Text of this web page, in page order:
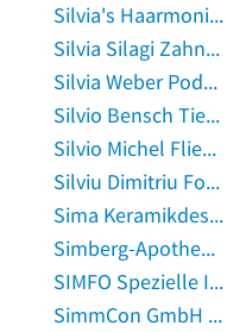
Silvia's Haarmonie in Crailsheim
Silvia Silagi Zahnärztin in Raunheim
Silvia Weber Podologische Praxis - med. Fußpflege in Gemünden, Felda
Silvio Bensch Tiefbau in Spreewitz
Silvio Michel Fliesenverlegung in Wabern, Hessen
Silviu Dimitriu Fototechnik in Lörrach
Sima Keramikdesign Dipl. Designerin Michaela Wellach in Wuppertal
Simberg-Apotheke Beate Dorle Bierbach in Wetzlar
SIMFO Spezielle Immunologie Forschung + Entwicklung GmbH in Bayreuth
SimmCon GmbH in Herrsching am Ammersee